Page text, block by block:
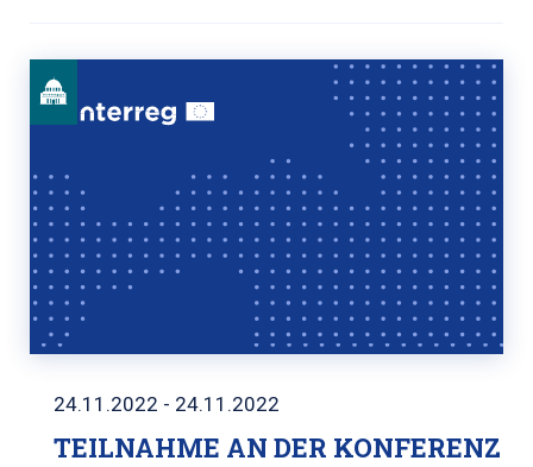
24.11.2022 - 24.11.2022
TEILNAHME AN DER KONFERENZ